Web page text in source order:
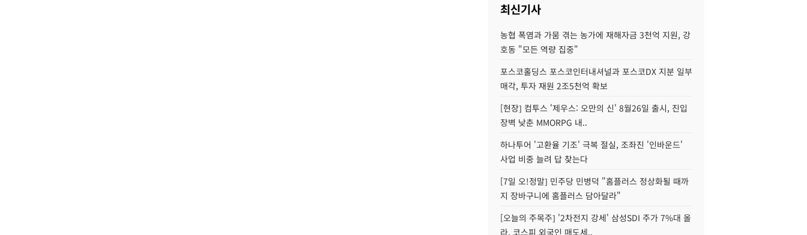
최신기사
농협 폭염과 가뭄 겪는 농가에 재해자금 3천억 지원, 강
호동 "모든 역량 집중"
포스코홀딩스 포스코인터내셔널과 포스코DX 지분 일부
매각, 투자 재원 2조5천억 확보
[현장] 컴투스 '제우스: 오만의 신' 8월26일 출시, 진입
장벽 낮춘 MMORPG 내..
하나투어 '고환율 기조' 극복 절실, 조좌진 '인바운드'
사업 비중 늘려 답 찾는다
[7일 오!정말] 민주당 민병덕 "홈플러스 정상화될 때까
지 장바구니에 홈플러스 담아달라"
[오늘의 주목주] '2차전지 강세' 삼성SDI 주가 7%대 올
라, 코스피 외국인 매도세..